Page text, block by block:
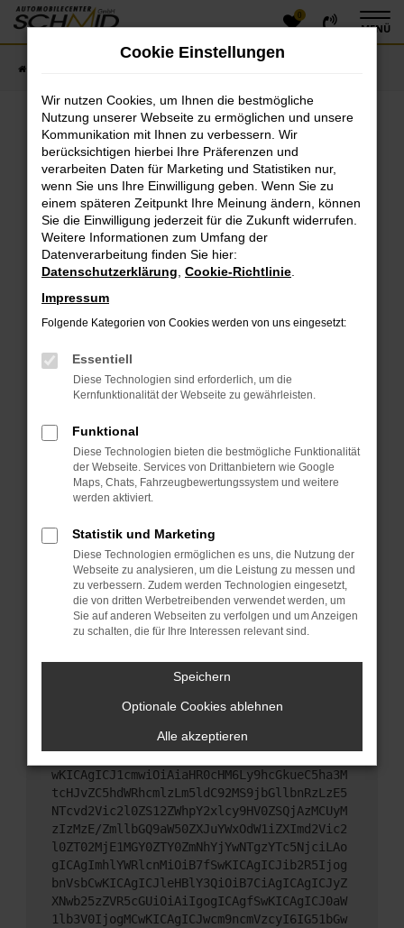
Zum
Hauptinhalt
0
MENÜ
Fehler: Network Error
Beim Laden ist ein Fehler aufgetreten.
Hier sind ein paar Tipps, die dir helfen können:
Überprüfe deine Firewall und deine
Internetverbindung.
Laden andere Webseiten, zum Beispiel deine
Suchmaschine?
Prüfe deine Browsererweiterungen.
das Laden bestimmter Seiten verhindern.
Funktioniert die Seite in einem anderen Browser
oder in einem privaten Fenster?
Das kann manchmal helfen, vorübergehende
Probleme zu beheben.
Stelle sicher, dass dein Browser und dein
Betriebssystem auf dem neuesten Stand sind.
Sicherheitsrisiko, sondern kann auch dazu führen,
dass bestimmte Funktionen nicht mehr
unterstützt werden.
Wende dich an den Webseitenbetreiber.
Wenn du alle oben genannten Schritte versucht
hast, kontaktiere uns bitte. Wir werden versuchen,
das Problem zu beheben. Du kannst uns diesen
Text schicken, um uns bei der Fehlersuche zu
unterstützen:
ewogICJuYW1lIjogIk5ldHdvcmtFcnJvciIsCiAgI
mNvbmZpZyI6IHsKICAgICJtZXRob2QiOiAiR0VUIi
wKICAgICJ1cmwiOiAiaHR0cHM6Ly9hcGkueC5ha3M
tcHJvZC5hdWRhcmlzLm5ldC92MS9jbGllbnRzLzE5
NTcvd2Vic2l0ZS12ZWhpY2xlcy9HV0ZSQjAzMCUyM
zIzMzE/ZmllbGQ9aW50ZXJuYWxOdW1iZXImd2Vic2
l0ZT02MjE1MGY0ZTY0ZmNhYjYwNTgzYTc5NjciLAo
gICAgImhlYWRlcnMiOiB7fSwKICAgICJib2R5Ijog
bnVsbCwKICAgICJleHBlY3QiOiB7CiAgICAgICJyZ
XNwb25zZVR5cGUiOiAiIgogICAgfSwKICAgICJ0aW
1lb3V0IjogMCwKICAgICJwcm9ncmVzcyI6IG51bGw
Cookie Einstellungen
Wir nutzen Cookies, um Ihnen die bestmögliche
Nutzung unserer Webseite zu ermöglichen und unsere
Kommunikation mit Ihnen zu verbessern. Wir
berücksichtigen hierbei Ihre Präferenzen und
verarbeiten Daten für Marketing und Statistiken nur,
wenn Sie uns Ihre Einwilligung geben. Wenn Sie zu
einem späteren Zeitpunkt Ihre Meinung ändern, können
Sie die Einwilligung jederzeit für die Zukunft widerrufen.
Weitere Informationen zum Umfang der
Datenverarbeitung finden Sie hier:
Datenschutzerklärung Cookie-Richtlinie
Impressum
Folgende Kategorien von Cookies werden von uns eingesetzt:
Essentiell
Diese Technologien sind erforderlich, um die
Kernfunktionalität der Webseite zu gewährleisten.
Funktional
Diese Technologien bieten die bestmögliche Funktionalität
der Webseite. Services von Drittanbietern wie Google
Maps, Chats, Fahrzeugbewertungssystem und weitere
werden aktiviert.
Statistik und Marketing
Diese Technologien ermöglichen es uns, die Nutzung der
Webseite zu analysieren, um die Leistung zu messen und
zu verbessern. Zudem werden Technologien eingesetzt,
die von dritten Werbetreibenden verwendet werden, um
Sie auf anderen Webseiten zu verfolgen und um Anzeigen
zu schalten, die für Ihre Interessen relevant sind.
Speichern
Optionale Cookies ablehnen
Alle akzeptieren